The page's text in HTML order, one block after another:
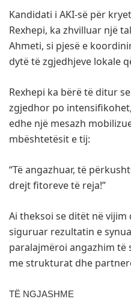
Kandidati i AKI-së për
Rexhepi, ka zhvilluar një
Ahmeti, si pjesë e
dytë të zgjedhjeve lokale
Rexhepi ka bërë të ditur
zgjedhor po
edhe një mesazh
mbështetësit e tij:
“Të angazhuar, të
drejt fitoreve të reja!”
Ai theksoi se ditët në vijim
siguruar rezultatin e
paralajmëroi angazhim të
me strukturat dhe